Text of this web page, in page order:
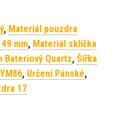
, Materiál pouzdra
mm, Materiál sklíčka
Bateriový Quartz, Šířka
, Určení Pánské,
17